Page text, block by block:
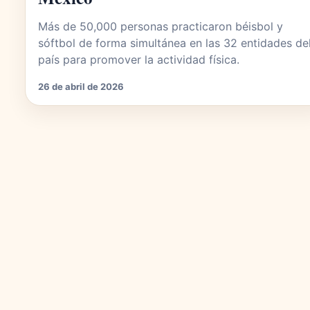
Más de 50,000 personas practicaron béisbol y
sóftbol de forma simultánea en las 32 entidades
país para promover la actividad física.
26 de abril de 2026